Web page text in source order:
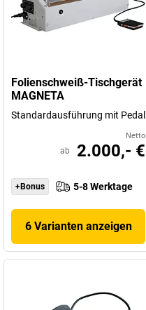
Folienschweiß-Tischgerät
MAGNETA
Standardausführung mit Pedal
Netto
ab 2.000,- €
+Bonus 5-8 Werktage
6 Varianten anzeigen